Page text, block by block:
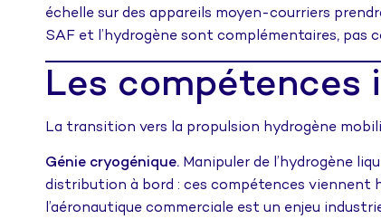
échelle sur des appareils moyen-courriers
SAF et l’hydrogène sont complémentaires, pas
Les compétences
La transition vers la propulsion hydrogène
Génie cryogénique. Manipuler de l’hydrogène
distribution à bord : ces compétences viennent
l’aéronautique commerciale est un enjeu